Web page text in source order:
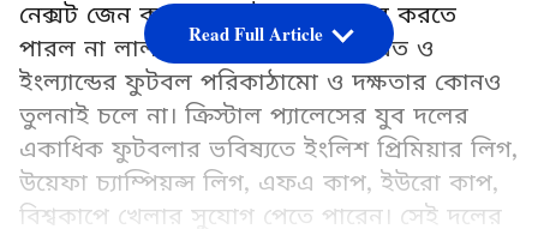
নেক্সট জেন কাপের শুরুটা ভালোভাবে করতে
পারল না লাল-হলুদ ব্রিগেড। তবে ভারত ও
ইংল্যান্ডের ফুটবল পরিকাঠামো ও দক্ষতার কোনও
তুলনাই চলে না। ক্রিস্টাল প্যালেসের যুব দলের
একাধিক ফুটবলার ভবিষ্যতে ইংলিশ প্রিমিয়ার লিগ,
উয়েফা চ্যাম্পিয়ন্স লিগ, এফএ কাপ, ইউরো কাপ,
বিশ্বকাপে খেলার সুযোগ পেতে পারেন। সেই দলের
Read Full Article